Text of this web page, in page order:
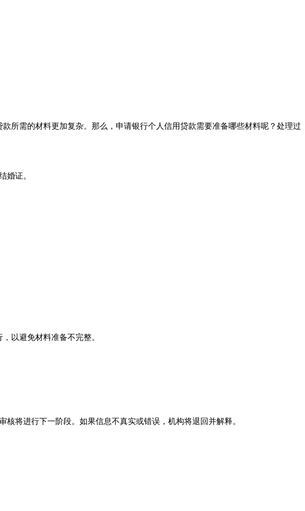
所需的材料更加复杂。那么，申请银行个人信用贷款需要准备哪些材料呢？处理过
婚证。
以避免材料准备不完整。
将进行下一阶段。如果信息不真实或错误，机构将退回并解释。